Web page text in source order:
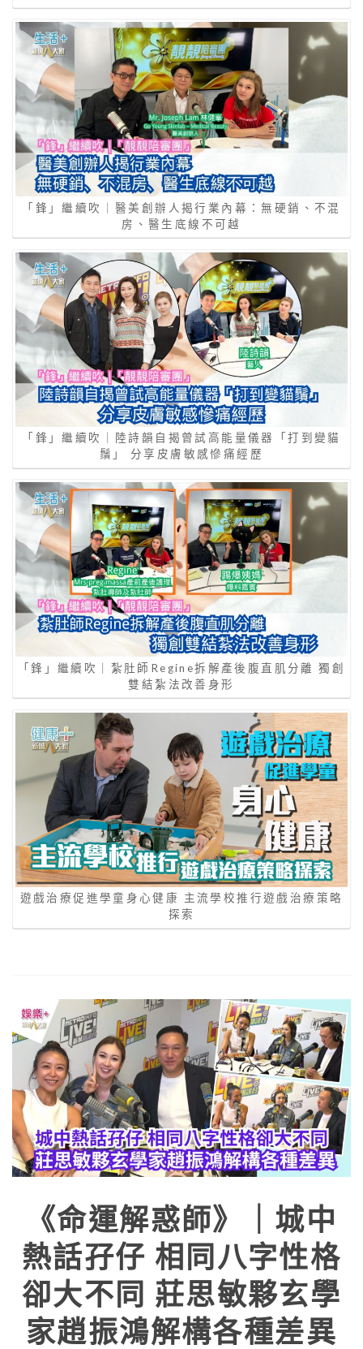
「鋒」繼續吹｜醫美創辦人揭行業內幕：無硬銷、不混
房、醫生底線不可越
「鋒」繼續吹｜陸詩韻自揭曾試高能量儀器「打到變貓
鬚」 分享皮膚敏感慘痛經歷
「鋒」繼續吹｜紮肚師Regine拆解產後腹直肌分離 獨創
雙結紮法改善身形
遊戲治療促進學童身心健康 主流學校推行遊戲治療策略
探索
《命運解惑師》｜城中
熱話孖仔 相同八字性格
卻大不同 莊思敏夥玄學
家趙振鴻解構各種差異